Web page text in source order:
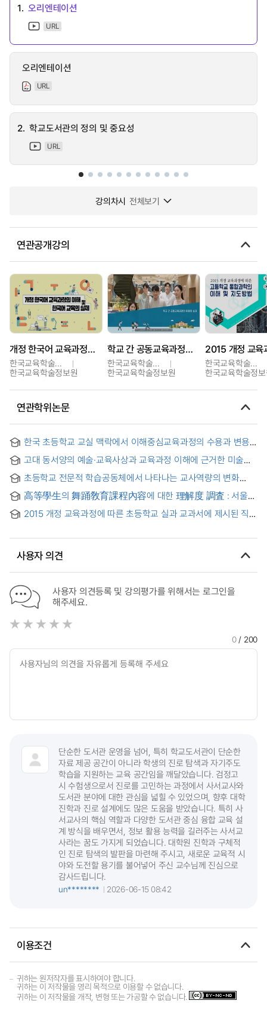
1. 오리엔테이션
URL
오리엔테이션
URL
2. 학교도서관의 정의 및 중요성
URL
강의차시 전체보기
연관공개강의
개정 한국어 교육과정의 이해 및 한국어교육의 실제
한국교육학술정보원
한국교육학술정보원
학교 간 공동교육과정의 이해와 실제
한국교육학술정보원
한국교육학술정보원
한국교육학술정보원
한국교육학술정
연관학위논문
한국 초등학교 교실 맥락에서 이해중심교육과정의 수용과 변용
Design in the Context of Elementary School Classroom in
Korea
고대 동서양의 예술·교육사상과 교육과정 이해에 근거한 미술과
Education based on Artistic· Educational Thought of the
Ancient East-West and Understanding Curriculum
초등학교 전문적 학습공동체에서 나타나는 교사역량의 변화
탐구 : 이해중심교육과정 실천을 바탕으로 = A Study on
Change in Teacher Competency Shown in Professional
Learning Communities in Elementary School : Focusing on
Understanding by Design
高等學生의 舞踊敎育課程內容에 대한 理解度 調査 : 서울과
2015 개정 교육과정에 따른 초등학교 실과 교과서에 제시된 직업
사용자 의견
사용자 의견등록 및 강의평가를 위해서는 로그인을
해주세요.
0/ 200
단순한 도서관 운영을 넘어, 특히 학교도서관이 단순한
자료 제공 공간이 아니라 학생의 진로 탐색과 자기주도
학습을 지원하는 교육 공간임을 깨달았습니다. 검정고
시 수험생으로서 진로를 고민하는 과정에서 사서교사와
도서관 분야에 대한 관심을 넓힐 수 있었으며, 향후 대학
진학과 진로 설계에도 많은 도움을 받았습니다. 특히 사
서교사의 핵심 역할과 다양한 도서관 중심 융합 교육 설
계 방식을 배우면서, 정보 활용 능력을 길러주는 사서교
사라는 꿈도 가지게 되었습니다. 대학원 진학과 구체적
인 진로 탐색의 발판을 마련해 주시고, 새로운 교육적 시
야와 도전할 용기를 불어넣어 주신 교수님께 진심으로
감사드립니다.
un********
2026-06-15 08:42
이용조건
귀하는 원저작자를 표시하여야 합니다.
귀하는 이 저작물을 영리 목적으로 이용할 수 없습니다.
귀하는 이 저작물을 개작, 변형 또는 가공할 수 없습니다.